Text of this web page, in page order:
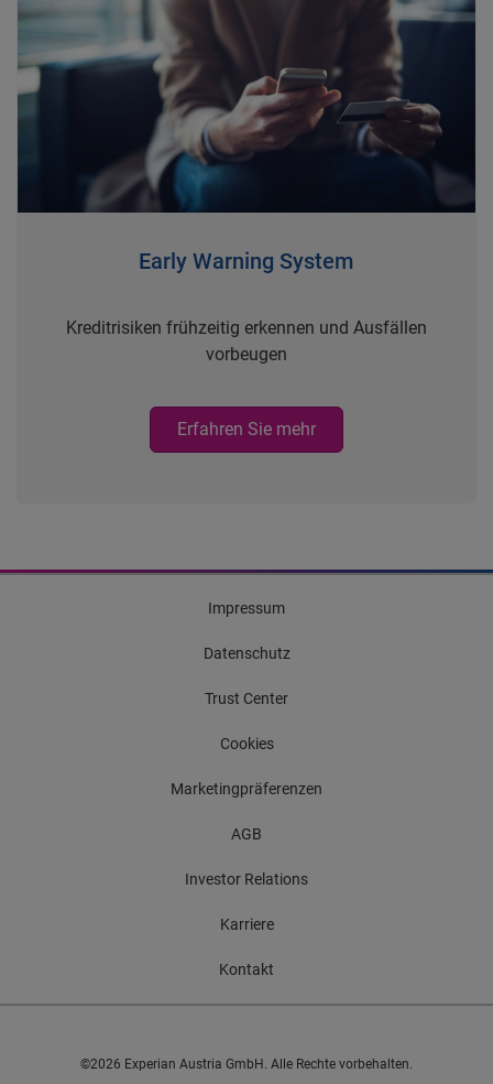
Early Warning System
Kreditrisiken frühzeitig erkennen und Ausfällen
vorbeugen
Erfahren Sie mehr
Impressum
Datenschutz
Trust Center
Cookies
Marketingpräferenzen
AGB
Investor Relations
Karriere
Kontakt
©2026 Experian Austria GmbH. Alle Rechte vorbehalten.